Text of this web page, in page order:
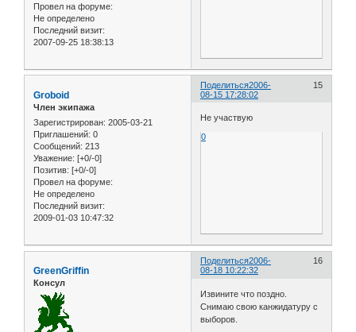
Провел на форуме:
Не определено
Последний визит:
2007-09-25 18:38:13
Поделиться 15
2006-
08-15 17:28:02
Groboid
Член экипажа
Зарегистрирован: 2005-03-21
Приглашений: 0
Сообщений: 213
Уважение: [+0/-0]
Позитив: [+0/-0]
Провел на форуме:
Не определено
Последний визит:
2009-01-03 10:47:32
Не участвую
0
Поделиться 16
2006-
08-18 10:22:32
GreenGriffin
Консул
Извините что поздно.
Снимаю свою канжидатуру с
выборов.